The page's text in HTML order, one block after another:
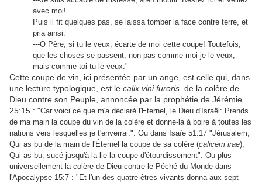
avec moi!
Puis il fit quelques pas, se laissa tomber la face contre terre, et
pria ainsi:
---O Père, si tu le veux, écarte de moi cette coupe! Toutefois,
que les choses se passent, non pas comme moi je le veux,
mais comme toi tu le veux."
Cette coupe de vin, ici présentée par un ange, est celle qui, dans
une lecture typologique, est le calix vini furoris de la colère de
Dieu contre son Peuple, annoncée par la prophétie de Jérémie
25:15 : "Car voici ce que m'a déclaré l'Eternel, le Dieu d'Israël: Prends
de ma main la coupe du vin de la colère et donne-la à boire à toutes les
nations vers lesquelles je t'enverrai.". Ou dans Isaïe 51:17 "Jérusalem,
Qui as bu de la main de l'Éternel la coupe de sa colère (calicem irae),
Qui as bu, sucé jusqu'à la lie la coupe d'étourdissement". Ou plus
universellement la colère de Dieu contre le Péché du Monde dans
l'Apocalypse 15:7 : "Et l'un des quatre êtres vivants donna aux sept